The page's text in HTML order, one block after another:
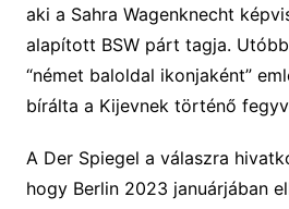
aki a Sahra Wagenknecht
alapított BSW párt tagja.
“német baloldal ikonjaként”
bírálta a Kijevnek történő
A Der Spiegel a válaszra
hogy Berlin 2023 januárjában